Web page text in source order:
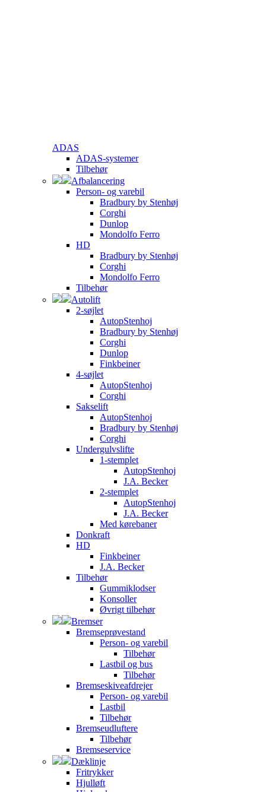
ADAS
ADAS-systemer
Tilbehør
Afbalancering
Person- og varebil
Bradbury by Stenhøj
Corghi
Dunlop
Mondolfo Ferro
HD
Bradbury by Stenhøj
Corghi
Mondolfo Ferro
Tilbehør
Autolift
2-søjlet
AutopStenhoj
Bradbury by Stenhøj
Corghi
Dunlop
Finkbeiner
4-søjlet
AutopStenhoj
Corghi
Sakselift
AutopStenhoj
Bradbury by Stenhøj
Corghi
Undergulvslifte
1-stemplet
AutopStenhoj
J.A. Becker
2-stemplet
AutopStenhoj
J.A. Becker
Med kørebaner
Donkraft
HD
Finkbeiner
J.A. Becker
Tilbehør
Gummiklodser
Konsoller
Øvrigt tilbehør
Bremser
Bremseprøvestand
Person- og varebil
Tilbehør
Lastbil og bus
Tilbehør
Bremseskiveafdrejer
Person- og varebil
Lastbil
Tilbehør
Bremseudluftere
Tilbehør
Bremseservice
Dæklinje
Fritrykker
Hjulløft